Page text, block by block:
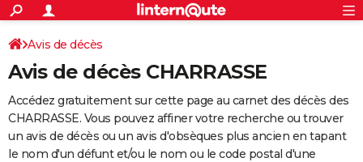
ACTUALITÉS
Politique
Société
Faits Divers
Education
Monde
Villes
+
SPORT
Coupe du monde 2026
Football
Tennis
Cyclisme
Rugby
Forum
Programme TV
TNT
Streaming
Cinéma
Sorties cinéma
Musique
+
FINANCE
Impôts
Immobilier
Risques naturels par ville
Banque
Assurance
Crédit
AUTO
Avis de décès
Avis de décès CHARRASSE
Accédez gratuitement sur cette page au carnet des décès des
CHARRASSE. Vous pouvez affiner votre recherche ou trouver
un avis de décès ou un avis d'obsèques plus ancien en tapant
le nom d'un défunt et/ou le nom ou le code postal d'une